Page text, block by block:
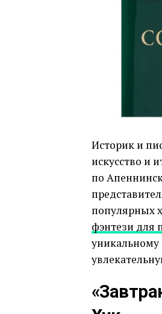
Историк и
искусство и
по
популярных
фэнтези для
уникальному